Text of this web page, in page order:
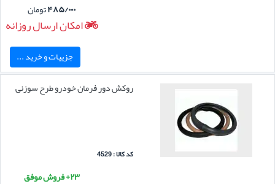
۴۸۵/۰۰۰تومان
امکان ارسال روزانه
جزییات و خرید ...
روکش دور فرمان خودرو طرح سوزنی
کد کالا : 4529
۲۳+ فروش موفق